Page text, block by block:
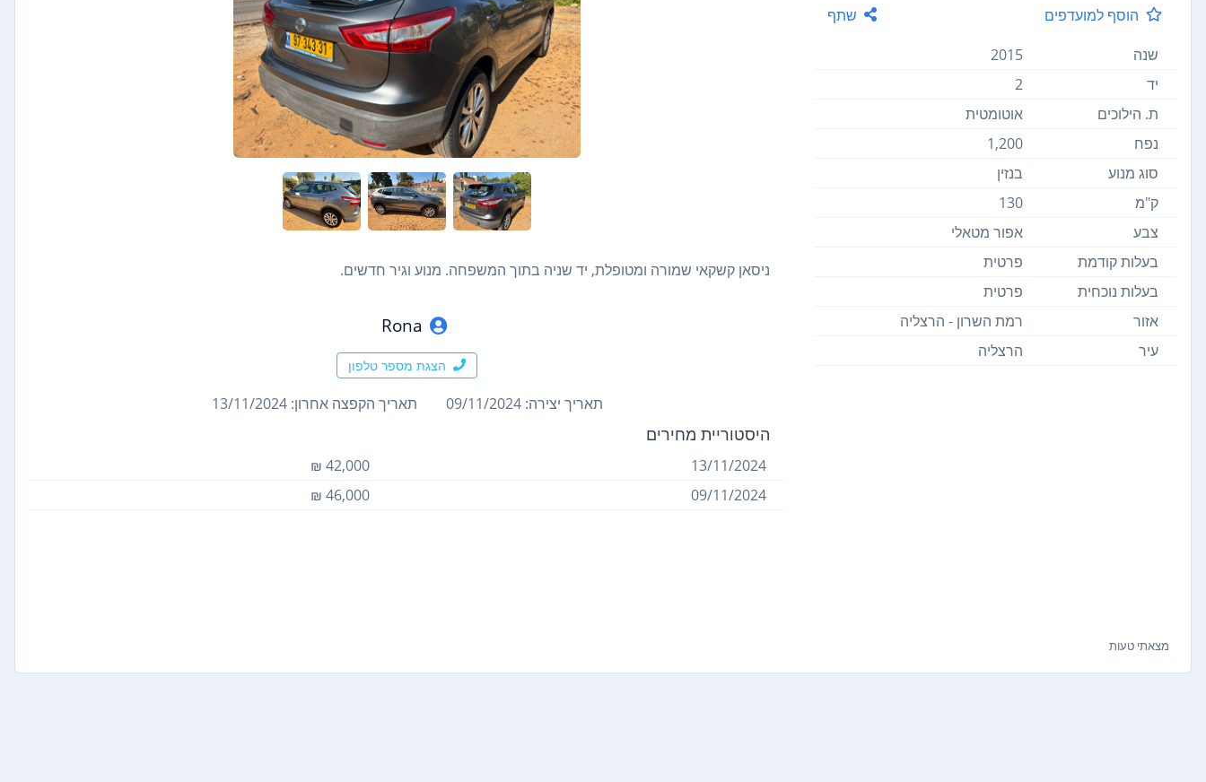
הוסף למועדפים
שתף
שנה
2015
יד
2
ת. הילוכים
אוטומטית
נפח
1,200
סוג מנוע
בנזין
ק"מ
130
צבע
אפור מטאלי
בעלות קודמת
פרטית
בעלות נוכחית
פרטית
אזור
רמת השרון - הרצליה
עיר
הרצליה
ניסאן קשקאי שמורה ומטופלת, יד שניה בתוך המשפחה. מנוע וגיר חדשים.
Rona
הצגת מספר טלפון
תאריך יצירה: 09/11/2024 תאריך הקפצה אחרון: 13/11/2024
היסטוריית מחירים
13/11/2024
42,000 ₪
09/11/2024
46,000 ₪
מצאתי טעות